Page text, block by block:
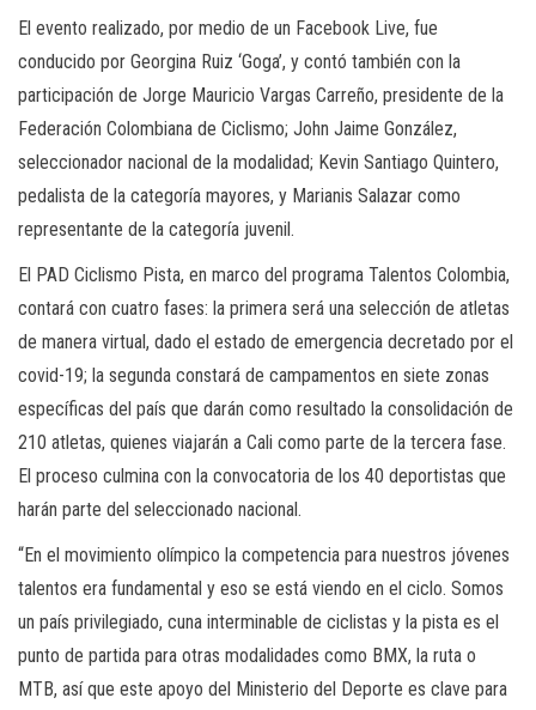
El evento realizado, por medio de un Facebook Live, fue
conducido por Georgina Ruiz ‘Goga’, y contó también con la
participación de Jorge Mauricio Vargas Carreño, presidente de la
Federación Colombiana de Ciclismo; John Jaime González,
seleccionador nacional de la modalidad; Kevin Santiago Quintero,
pedalista de la categoría mayores, y Marianis Salazar como
representante de la categoría juvenil.
El PAD Ciclismo Pista, en marco del programa Talentos Colombia,
contará con cuatro fases: la primera será una selección de atletas
de manera virtual, dado el estado de emergencia decretado por el
covid-19; la segunda constará de campamentos en siete zonas
específicas del país que darán como resultado la consolidación de
210 atletas, quienes viajarán a Cali como parte de la tercera fase.
El proceso culmina con la convocatoria de los 40 deportistas que
harán parte del seleccionado nacional.
“En el movimiento olímpico la competencia para nuestros jóvenes
talentos era fundamental y eso se está viendo en el ciclo. Somos
un país privilegiado, cuna interminable de ciclistas y la pista es el
punto de partida para otras modalidades como BMX, la ruta o
MTB, así que este apoyo del Ministerio del Deporte es clave para